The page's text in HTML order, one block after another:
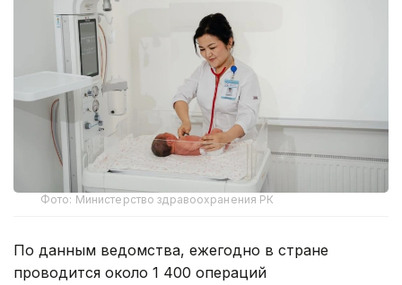
Фото: Министерство здравоохранения РК
По данным ведомства, ежегодно в стране
проводится около 1 400 операций